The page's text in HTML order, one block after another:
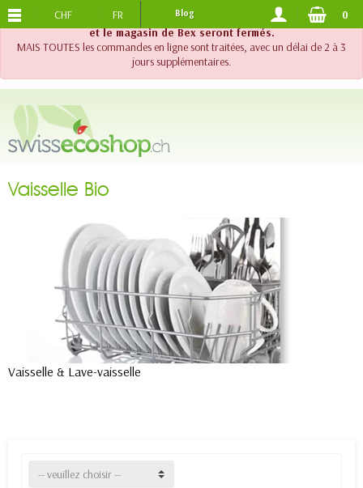
!! Important !! Jusqu'au 20 août 2026, le support téléphonique
et le magasin de Bex seront fermés.
MAIS TOUTES les commandes en ligne sont traitées, avec un délai de 2 à 3
jours supplémentaires.
PORTS OFFERTS DES 120.-
CHF FR Blog 0
Vaisselle Bio
Vaisselle & Lave-vaisselle
-- veuillez choisir --